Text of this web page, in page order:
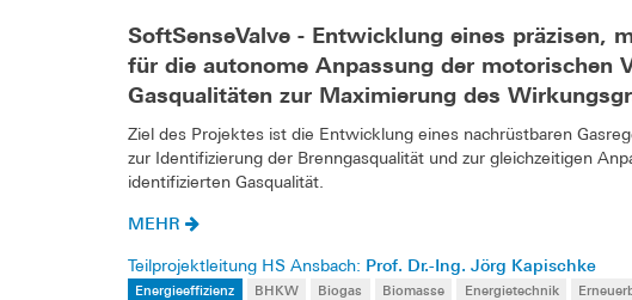
SoftSenseValve - Entwicklung eines präzisen,
für die autonome Anpassung der motorischen
Gasqualitäten zur Maximierung des
Ziel des Projektes ist die Entwicklung eines nachrüstbaren
zur Identifizierung der Brenngasqualität und zur gleichzeitigen
identifizierten Gasqualität.
MEHR
Teilprojektleitung HS Ansbach: Prof. Dr.-Ing. Jörg Kapischke
Energieeffizienz BHKW Biogas Biomasse Energietechnik